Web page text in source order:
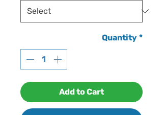
Quantity *
Add to Cart